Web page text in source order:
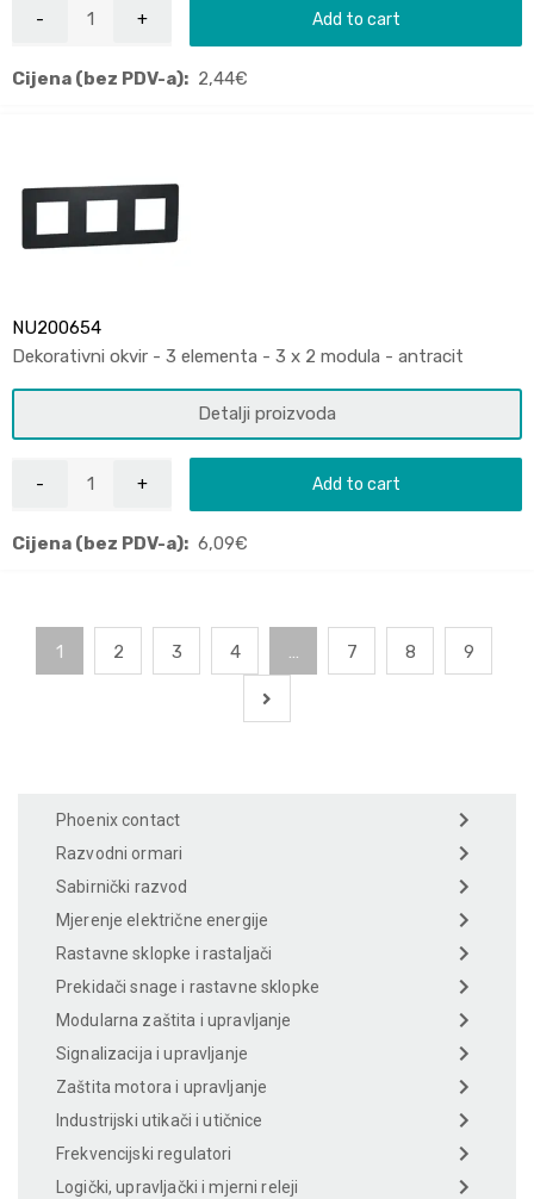
Add to cart
Cijena (bez PDV-a): 2,44€
NU200654
Dekorativni okvir - 3 elementa - 3 x 2 modula - antracit
Detalji proizvoda
Add to cart
Cijena (bez PDV-a): 6,09€
1 2 3 4 … 7 8 9
Phoenix contact
Razvodni ormari
Sabirnički razvod
Mjerenje električne energije
Rastavne sklopke i rastaljači
Prekidači snage i rastavne sklopke
Modularna zaštita i upravljanje
Signalizacija i upravljanje
Zaštita motora i upravljanje
Industrijski utikači i utičnice
Frekvencijski regulatori
Logički, upravljački i mjerni releji